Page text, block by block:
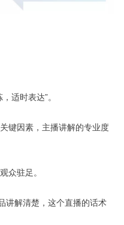
适时表达”。
键因素，主播讲解的专业度
众驻足。
讲解清楚，这个直播的话术